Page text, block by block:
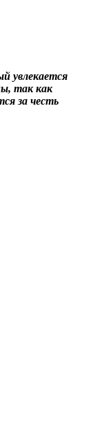
увлекается
так как
за честь